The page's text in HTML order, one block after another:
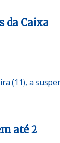
da Caixa
(11), a
até 2